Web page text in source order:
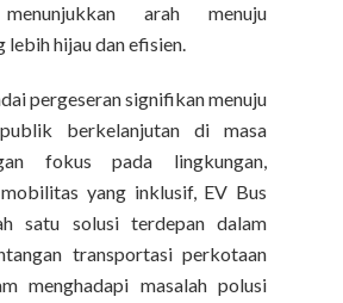
arah menuju
lebih hijau dan efisien.
pergeseran signifikan menuju
berkelanjutan di masa
fokus pada lingkungan,
yang inklusif, EV Bus
satu solusi terdepan dalam
transportasi perkotaan
menghadapi masalah polusi